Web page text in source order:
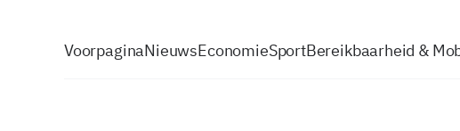
VoorpaginaNieuwsEconomieSportBereikbaarheid &